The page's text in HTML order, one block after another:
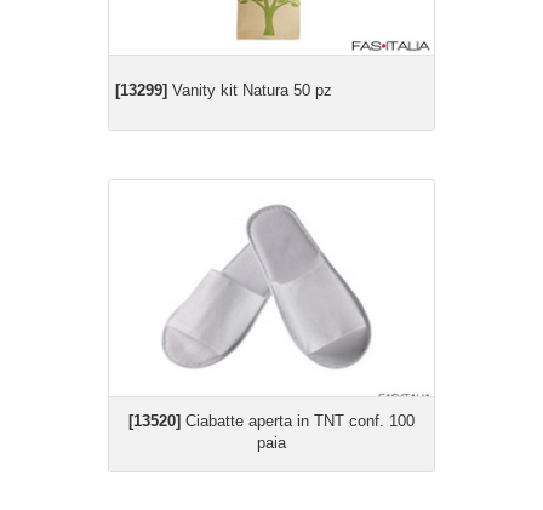
[13299] Vanity kit Natura 50 pz
[13520] Ciabatte aperta in TNT conf. 100
paia